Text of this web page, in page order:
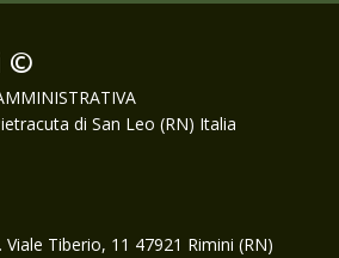
©
di San Leo (RN) Italia
Viale Tiberio, 11 47921 Rimini (RN)